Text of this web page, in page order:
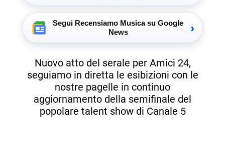
Segui Recensiamo Musica su Google
News
›
Nuovo atto del serale per Amici 24,
seguiamo in diretta le esibizioni con le
nostre pagelle in continuo
aggiornamento della semifinale del
popolare talent show di Canale 5